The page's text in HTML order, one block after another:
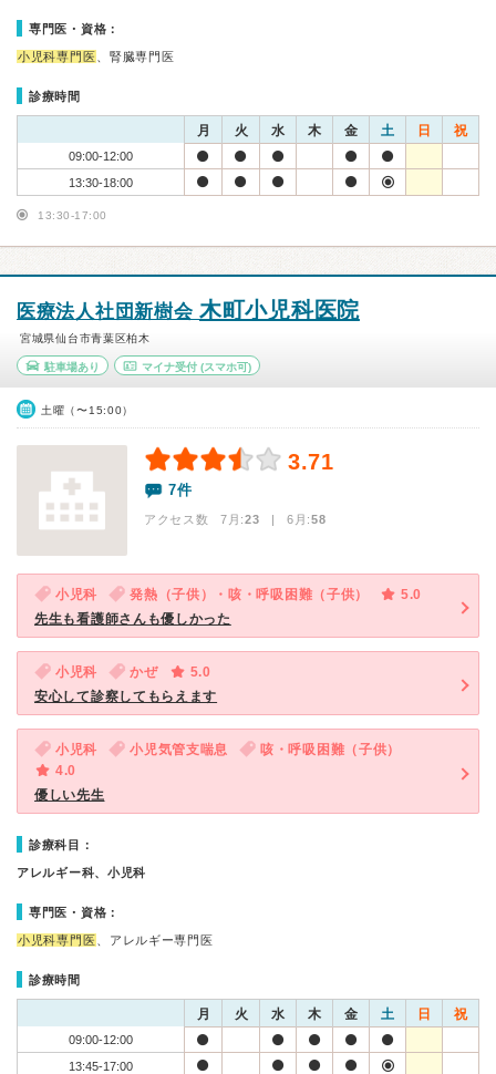
専門医・資格：
小児科専門医 、腎臓専門医
診療時間
月 火 水 木 金 土 日 祝
09:00-12:00
13:30-18:00
13:30-17:00
医療法人社団新樹会 木町小児科医院
宮城県仙台市青葉区柏木
駐車場あり マイナ受付(スマホ可)
土曜（〜15:00）
3.71
7件
アクセス数 7月:23 | 6月:58
小児科 発熱（子供）・咳・呼吸困難（子供）
5.0
先生も看護師さんも優しかった
小児科 かぜ
5.0
安心して診察してもらえます
小児科 小児気管支喘息
咳・呼吸困難（子供）
4.0
優しい先生
診療科目：
アレルギー科、小児科
専門医・資格：
小児科専門医 、アレルギー専門医
診療時間
月 火 水 木 金 土 日 祝
09:00-12:00
13:45-17:00